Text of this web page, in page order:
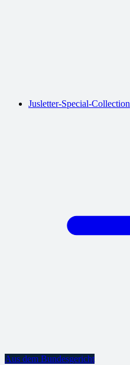
Jusletter-Special-Collection
Aus dem Bundesgericht